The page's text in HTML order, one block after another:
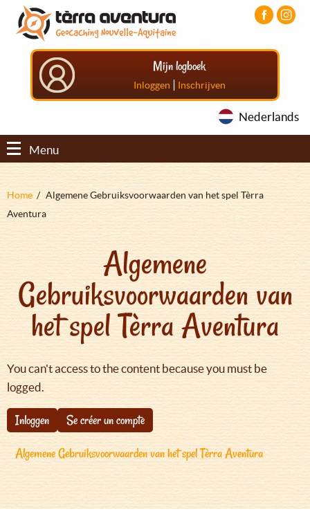
Overslaan
naar
Aller
menu
principal
Aller
pied
Mijn logboek
Inloggen | Inschrijven
Nederlands
Menu
Kruimelpad
Home
Algemene Gebruiksvoorwaarden van het spel Tèrra
Aventura
Algemene
Gebruiksvoorwaarden van
het spel Tèrra Aventura
You can't access to the content because you must be
logged.
Inloggen
Se créer un compte
Algemene Gebruiksvoorwaarden van het spel Tèrra Aventura